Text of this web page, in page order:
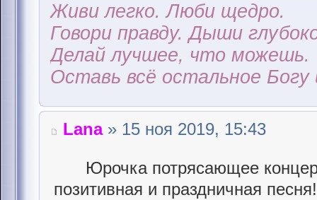
Живи легко. Люби щедро.
Говори правду. Дыши
Делай лучшее, что можешь.
Оставь всё остальное Богу
Lana» 15 ноя 2019, 15:43
Юрочка потрясающее
позитивная и праздничная